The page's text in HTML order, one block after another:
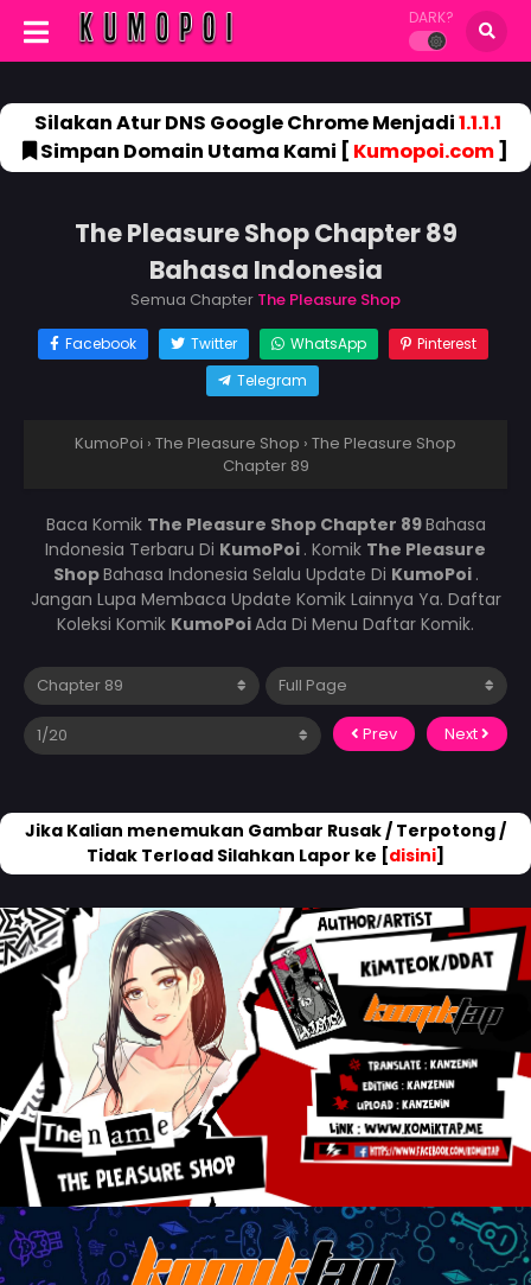
DARK?
Silakan Atur DNS Google Chrome Menjadi1.1.1.1
Simpan Domain Utama Kami [ Kumopoi.com]
The Pleasure Shop Chapter 89
Bahasa Indonesia
Semua Chapter The Pleasure Shop
Facebook Twitter WhatsApp
Pinterest
Telegram
KumoPoi › The Pleasure Shop › The Pleasure Shop
Chapter 89
Baca Komik The Pleasure Shop Chapter 89Bahasa
Indonesia Terbaru Di KumoPoi . Komik The Pleasure
ShopBahasa Indonesia Selalu Update Di KumoPoi .
Jangan Lupa Membaca Update Komik Lainnya Ya. Daftar
Koleksi Komik KumoPoiAda Di Menu Daftar Komik.
Prev Next
Jika Kalian menemukan Gambar Rusak / Terpotong /
Tidak Terload Silahkan Lapor ke [disini]